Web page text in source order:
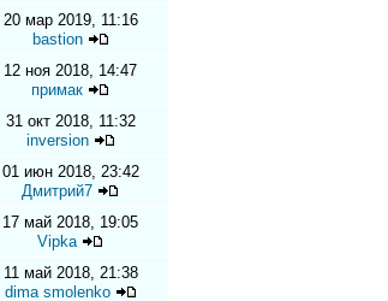
20 мар 2019, 11:16
bastion
12 ноя 2018, 14:47
примак
31 окт 2018, 11:32
inversion
01 июн 2018, 23:42
Дмитрий7
17 май 2018, 19:05
Vipka
11 май 2018, 21:38
dima smolenko